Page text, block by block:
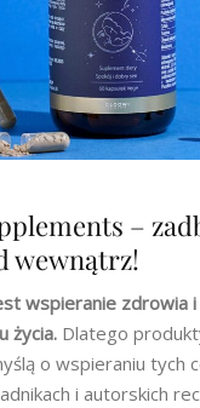
–
wewnątrz!
wspieranie zdrowia
życia. Dlatego
o wspieraniu tych
i autorskich